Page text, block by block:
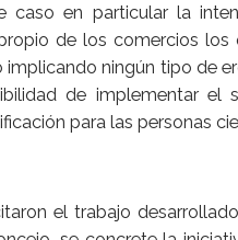
caso en particular la
de los comercios
implicando ningún tipo de
de implementar el
para las personas
el trabajo